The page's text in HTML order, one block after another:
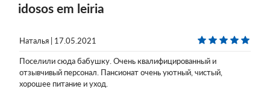
idosos em leiria
Наталья | 17.05.2021
Поселили сюда бабушку. Очень квалифицированный и
отзывчивый персонал. Пансионат очень уютный, чистый,
хорошее питание и уход.